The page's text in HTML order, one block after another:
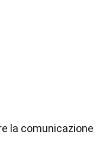
la comunicazione